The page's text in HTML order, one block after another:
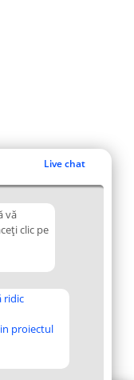
Live chat
vă
clic pe
ridic
proiectul